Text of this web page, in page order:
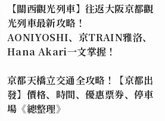
【關西觀光列車】往返大阪京都觀
光列車最新攻略！
AONIYOSHI、京TRAIN雅洛、
Hana Akari一文掌握！
京都天橋立交通全攻略！【京都出
發】價格、時間、優惠票券、停車
場《總整理》